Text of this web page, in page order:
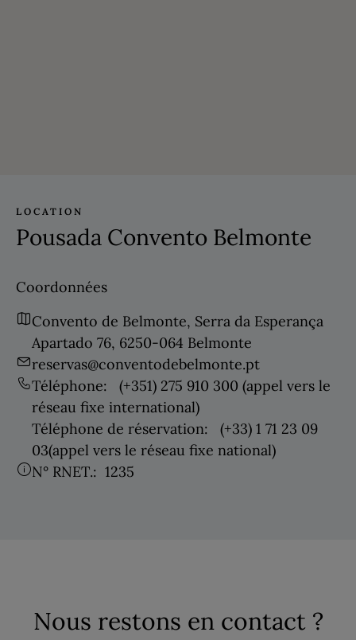
LOCATION
Pousada Convento Belmonte
Coordonnées
Convento de Belmonte, Serra da Esperança
Apartado 76, 6250-064 Belmonte
reservas@conventodebelmonte.pt
Téléphone:
(+351) 275 910 300 (appel vers le
réseau fixe international)
Téléphone de réservation:
(+33) 1 71 23 09
03(appel vers le réseau fixe national)
N° RNET.: 1235
Nous restons en contact ?